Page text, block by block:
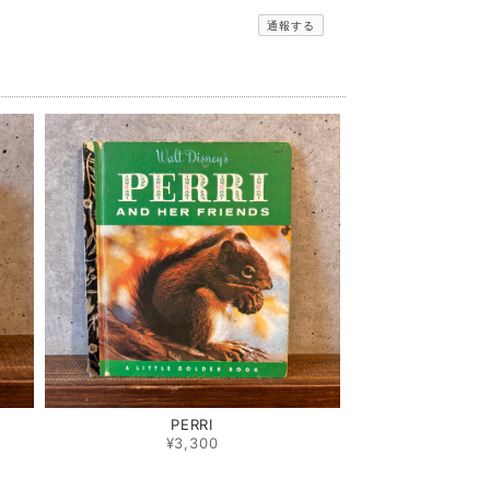
通報する
PERRI
¥3,300